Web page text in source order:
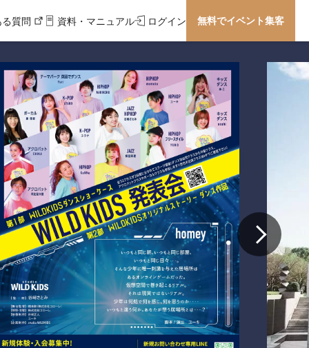
る質問 資料・マニュアル ログイン 無料でイベント集客